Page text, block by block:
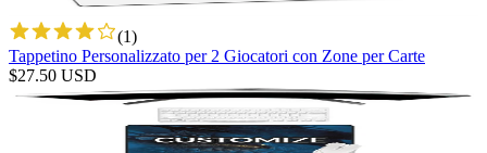
(1)
Tappetino Personalizzato per 2 Giocatori con Zone per Carte
$27.50 USD